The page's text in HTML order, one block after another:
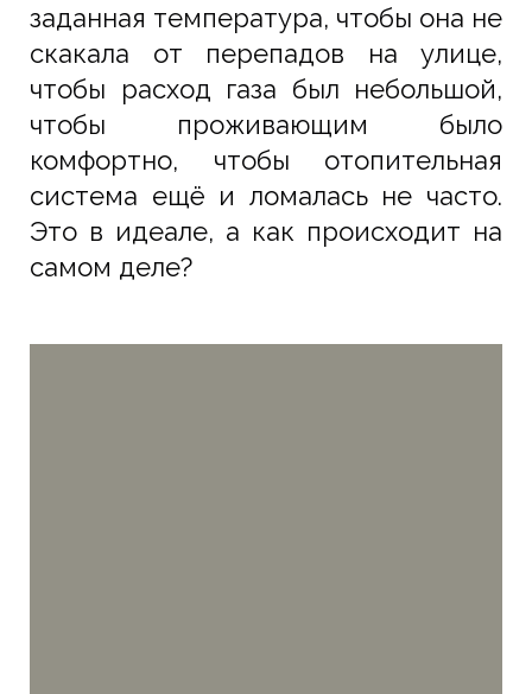
заданная температура, чтобы она не
скакала от перепадов на улице,
чтобы расход газа был небольшой,
чтобы проживающим было
комфортно, чтобы отопительная
система ещё и ломалась не часто.
Это в идеале, а как происходит на
самом деле?